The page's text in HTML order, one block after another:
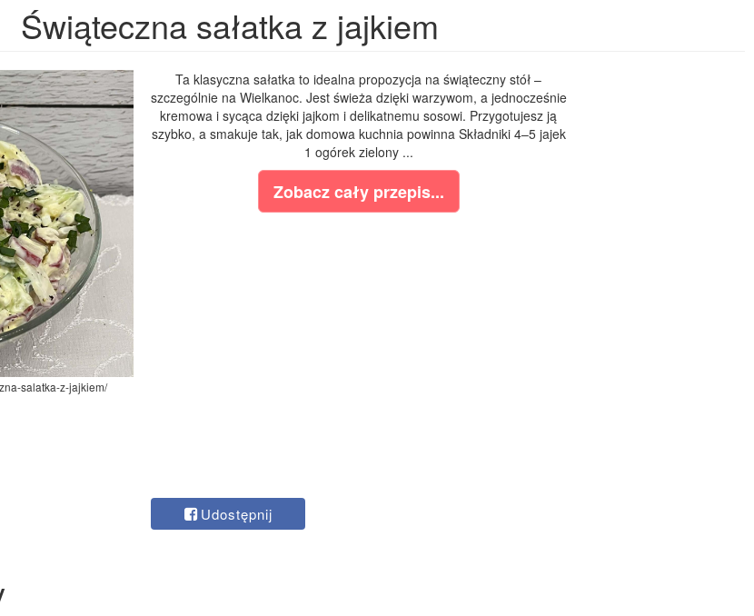
Świąteczna sałatka z jajkiem
salatka-z-jajkiem/
Ta klasyczna sałatka to idealna propozycja na świąteczny stół –
szczególnie na Wielkanoc. Jest świeża dzięki warzywom, a jednocześnie
kremowa i sycąca dzięki jajkom i delikatnemu sosowi. Przygotujesz ją
szybko, a smakuje tak, jak domowa kuchnia powinna Składniki 4–5 jajek
1 ogórek zielony ...
Zobacz cały przepis...
Udostępnij